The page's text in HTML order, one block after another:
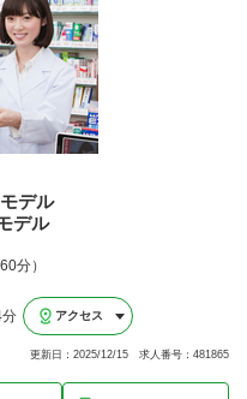
デル
デル
分）
アクセス
更新日：2025/12/15 求人番号：481865